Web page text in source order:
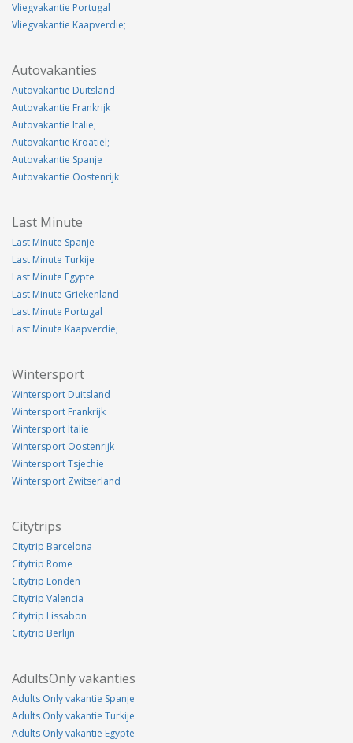
Vliegvakantie Portugal
Vliegvakantie Kaapverdie;
Autovakanties
Autovakantie Duitsland
Autovakantie Frankrijk
Autovakantie Italie;
Autovakantie Kroatiel;
Autovakantie Spanje
Autovakantie Oostenrijk
Last Minute
Last Minute Spanje
Last Minute Turkije
Last Minute Egypte
Last Minute Griekenland
Last Minute Portugal
Last Minute Kaapverdie;
Wintersport
Wintersport Duitsland
Wintersport Frankrijk
Wintersport Italie
Wintersport Oostenrijk
Wintersport Tsjechie
Wintersport Zwitserland
Citytrips
Citytrip Barcelona
Citytrip Rome
Citytrip Londen
Citytrip Valencia
Citytrip Lissabon
Citytrip Berlijn
AdultsOnly vakanties
Adults Only vakantie Spanje
Adults Only vakantie Turkije
Adults Only vakantie Egypte